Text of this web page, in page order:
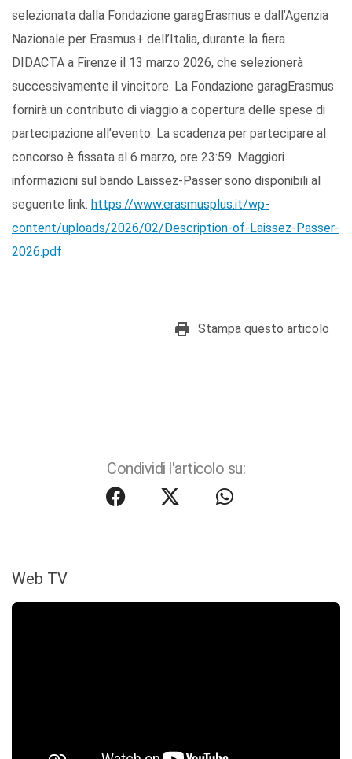
selezionata dalla Fondazione garagErasmus e dall’Agenzia
Nazionale per Erasmus+ dell’Italia, durante la fiera
DIDACTA a Firenze il 13 marzo 2026, che selezionerà
successivamente il vincitore. La Fondazione garagErasmus
fornirà un contributo di viaggio a copertura delle spese di
partecipazione all’evento. La scadenza per partecipare al
concorso è fissata al 6 marzo, ore 23:59. Maggiori
informazioni sul bando Laissez-Passer sono disponibili al
seguente link: https://www.erasmusplus.it/wp-
content/uploads/2026/02/Description-of-Laissez-Passer-
2026.pdf
Stampa questo articolo
Condividi l'articolo su:
Web TV